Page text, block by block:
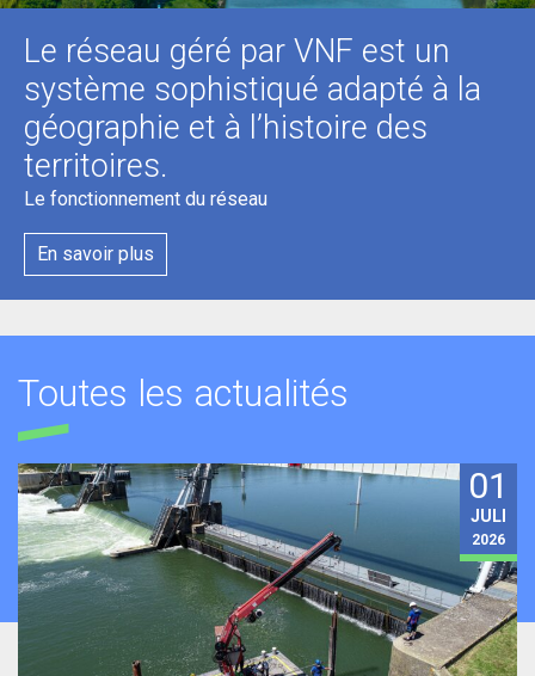
Le réseau géré par VNF est un
système sophistiqué adapté à la
géographie et à l’histoire des
territoires.
Le fonctionnement du réseau
En savoir plus
Toutes les actualités
01
JULI
2026